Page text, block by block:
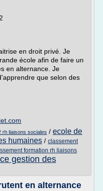
en droit privé. Je
école afin de faire un
en alternance. Je
que selon des
rh liaisons sociales / ecole de
humaines / classement
formation rh liaisons
gestion des
en alternance